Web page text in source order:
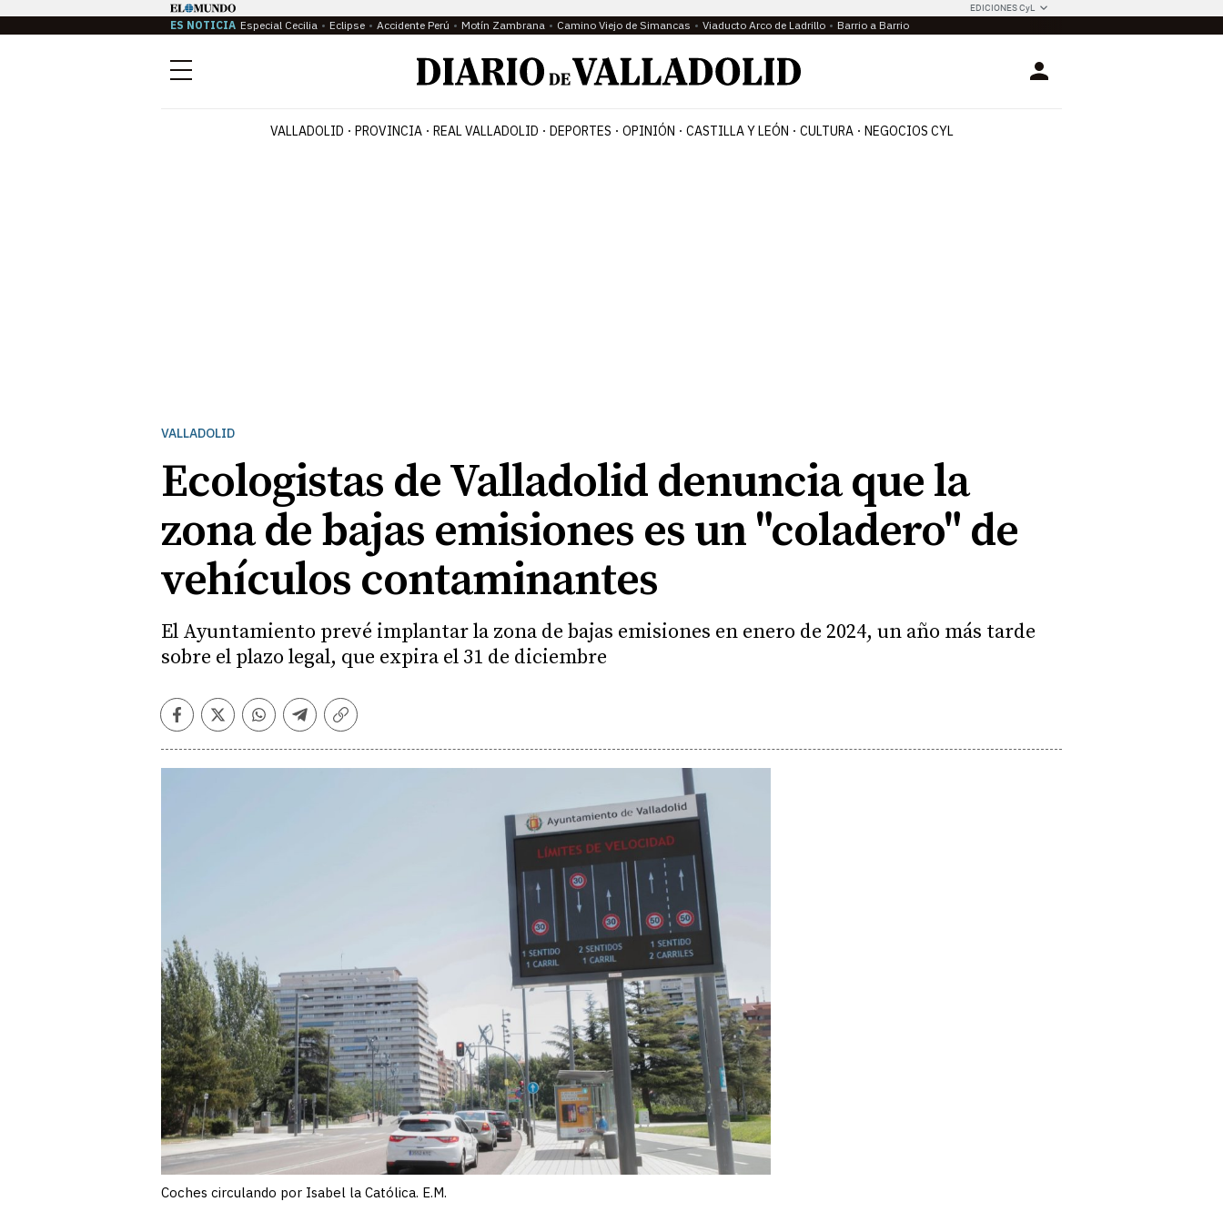
EDICIONES CyL
ES NOTICIA Especial Cecilia Eclipse Accidente Perú Motín Zambrana Camino Viejo de Simancas Viaducto Arco de Ladrillo Barrio a Barrio
Menú Login
VALLADOLID PROVINCIA REAL VALLADOLID DEPORTES OPINIÓN CASTILLA Y LEÓN CULTURA NEGOCIOS CYL
VALLADOLID
Ecologistas de Valladolid denuncia que la
zona de bajas emisiones es un "coladero" de
vehículos contaminantes
El Ayuntamiento prevé implantar la zona de bajas emisiones en enero de 2024, un año más tarde
sobre el plazo legal, que expira el 31 de diciembre
Facebook
TwitterWhatsapp
Telegram
Copiar
Coches circulando por Isabel la Católica. E.M.